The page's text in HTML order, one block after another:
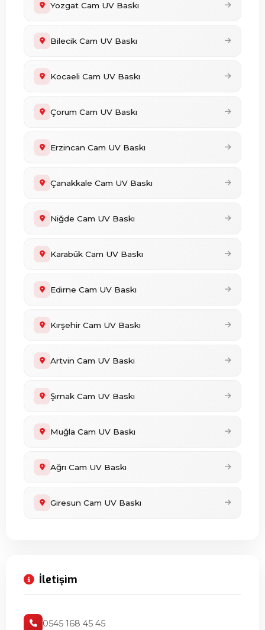
Yozgat Cam UV Baskı
Bilecik Cam UV Baskı
Kocaeli Cam UV Baskı
Çorum Cam UV Baskı
Erzincan Cam UV Baskı
Çanakkale Cam UV Baskı
Niğde Cam UV Baskı
Karabük Cam UV Baskı
Edirne Cam UV Baskı
Kırşehir Cam UV Baskı
Artvin Cam UV Baskı
Şırnak Cam UV Baskı
Muğla Cam UV Baskı
Ağrı Cam UV Baskı
Giresun Cam UV Baskı
İletişim
0545 168 45 45